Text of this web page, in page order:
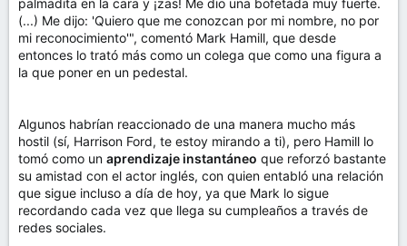
palmadita en la cara y ¡zas! Me dio una bofetada muy fuerte.
(...) Me dijo: 'Quiero que me conozcan por mi nombre, no por
mi reconocimiento'", comentó Mark Hamill, que desde
entonces lo trató más como un colega que como una figura a
la que poner en un pedestal.
Algunos habrían reaccionado de una manera mucho más
hostil (sí, Harrison Ford, te estoy mirando a ti), pero Hamill lo
tomó como un aprendizaje instantáneo que reforzó bastante
su amistad con el actor inglés, con quien entabló una relación
que sigue incluso a día de hoy, ya que Mark lo sigue
recordando cada vez que llega su cumpleaños a través de
redes sociales.